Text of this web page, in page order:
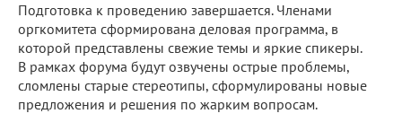
Подготовка к проведению завершается. Членами
оргкомитета сформирована деловая программа, в
которой представлены свежие темы и яркие спикеры.
В рамках форума будут озвучены острые проблемы,
сломлены старые стереотипы, сформулированы новые
предложения и решения по жарким вопросам.